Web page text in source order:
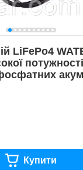
LiFePo4
Купити